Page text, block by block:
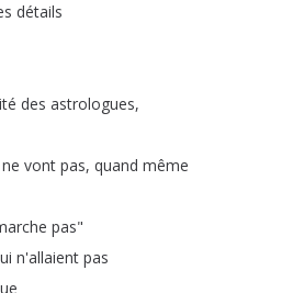
détails
des astrologues,
ne vont pas, quand même
pas"
n'allaient pas